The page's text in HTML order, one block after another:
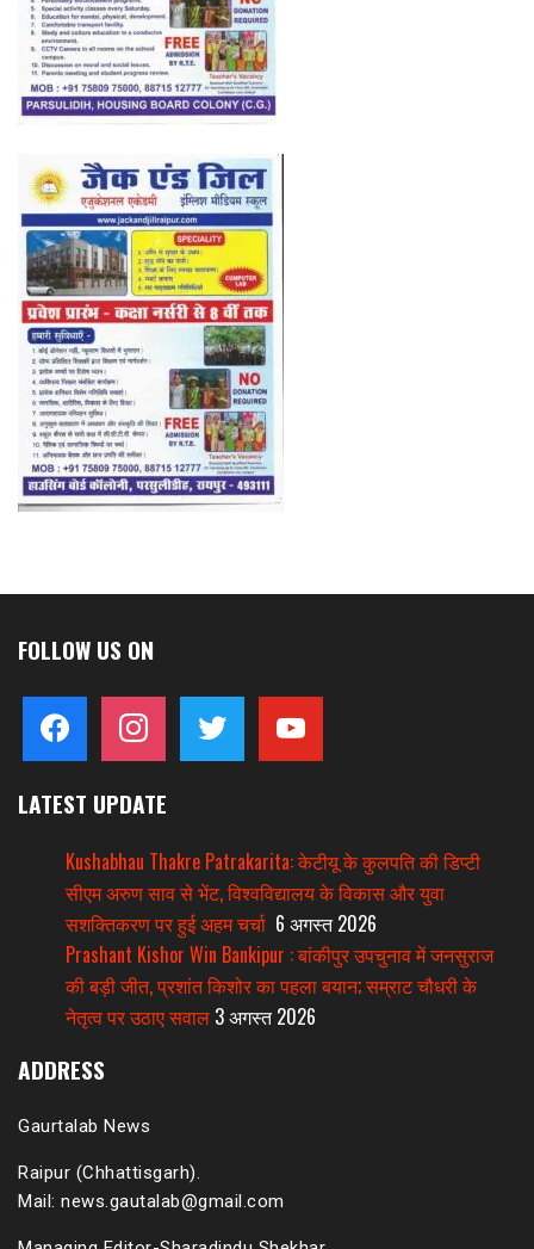
FOLLOW US ON
facebook instagram twitter
LATEST UPDATE
Kushabhau Thakre Patrakarita: केटीयू के कुलपति की डिप्टी
सीएम अरुण साव से भेंट, विश्वविद्यालय के विकास और युवा
सशक्तिकरण पर हुई अहम चर्चा 6 अगस्त 2026
Prashant Kishor Win Bankipur : बांकीपुर उपचुनाव में जनसुराज
की बड़ी जीत, प्रशांत किशोर का पहला बयान; सम्राट चौधरी के
नेतृत्व पर उठाए सवाल 3 अगस्त 2026
ADDRESS
Gaurtalab News
Raipur (Chhattisgarh).
Mail: news.gautalab@gmail.com